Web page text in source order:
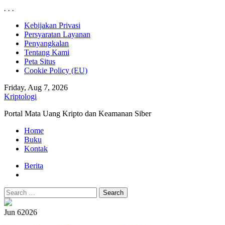
. . .
Skip
content
Kebijakan Privasi
Persyaratan Layanan
Penyangkalan
Tentang Kami
Peta Situs
Cookie Policy (EU)
Friday, Aug 7, 2026
Kriptologi
Portal Mata Uang Kripto dan Keamanan Siber
Primary
Menu
Home
Buku
Kontak
Berita
Search
for:
Jun 62026